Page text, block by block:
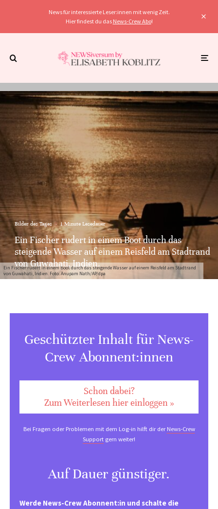
News für interessierte Leser:innen mit wenig Zeit.
Hier findest du das News-Crew Abo!
Ein Fischer rudert in einem Boot durch das steigende Wasser auf einem Reisfeld am Stadtrand
von Guwahati, Indien. Foto: Anupam Nath/AP/dpa
Bilder des Tages · 1 Minute Lesedauer
Ein Fischer rudert in einem Boot durch das
steigende Wasser auf einem Reisfeld am Stadtrand
von Guwahati, Indien.
Geschützter Inhalt für News-
Crew Abonnent:innen
Schon dabei?
Zum Weiterlesen hier einloggen »
Bei Fragen oder Problemen mit dem Log-in hilft dir derNews-Crew
Support gern weiter!
Auf Dauer günstiger.
Werde News-Crew Abonnent:in und schalte die